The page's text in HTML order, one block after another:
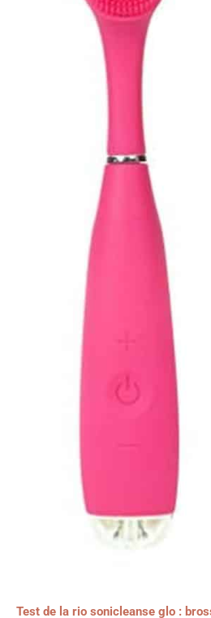
Test de la rio sonicleanse glo :